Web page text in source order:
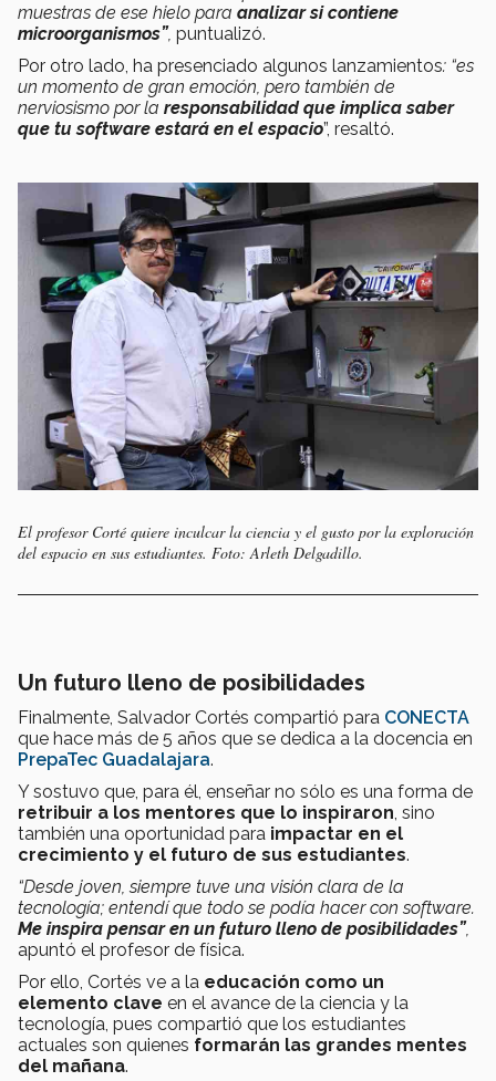
muestras de ese hielo para analizar si contiene
microorganismos”, puntualizó.
Por otro lado, ha presenciado algunos lanzamientos: “es
un momento de gran emoción, pero también de
nerviosismo por la responsabilidad que implica saber
que tu software estará en el espacio”, resaltó.
El profesor Corté quiere inculcar la ciencia y el gusto por la exploración
del espacio en sus estudiantes. Foto: Arleth Delgadillo.
Un futuro lleno de posibilidades
Finalmente, Salvador Cortés compartió para CONECTA
que hace más de 5 años que se dedica a la docencia en
PrepaTec Guadalajara.
Y sostuvo que, para él, enseñar no sólo es una forma de
retribuir a los mentores que lo inspiraron , sino
también una oportunidad para impactar en el
crecimiento y el futuro de sus estudiantes.
“Desde joven, siempre tuve una visión clara de la
tecnología; entendí que todo se podía hacer con software.
Me inspira pensar en un futuro lleno de posibilidades”,
apuntó el profesor de física.
Por ello, Cortés ve a la educación como un
elemento clave en el avance de la ciencia y la
tecnología, pues compartió que los estudiantes
actuales son quienes formarán las grandes mentes
del mañana.